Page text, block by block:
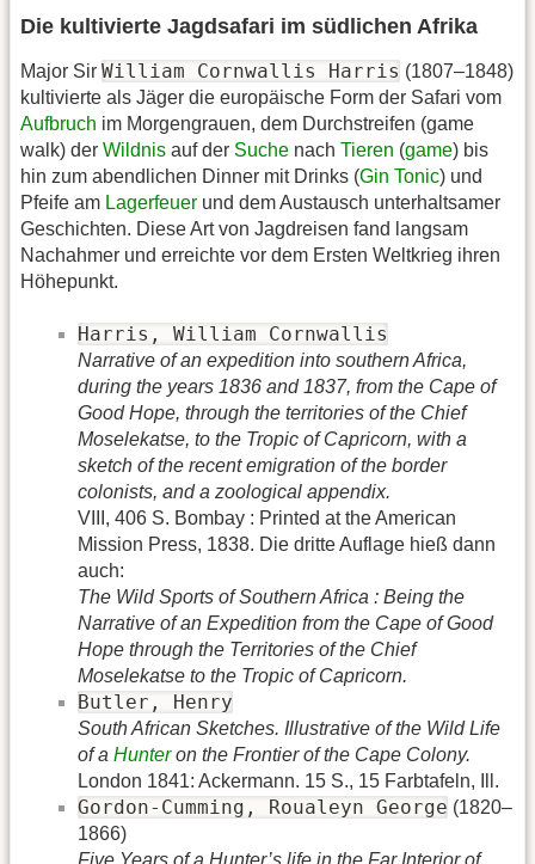
Die kultivierte Jagdsafari im südlichen Afrika
Major Sir William Cornwallis Harris (1807–1848)
kultivierte als Jäger die europäische Form der Safari vom
Aufbruch im Morgengrauen, dem Durchstreifen (game
walk) der Wildnis auf der Suche nach Tieren (game) bis
hin zum abendlichen Dinner mit Drinks (Gin Tonic) und
Pfeife am Lagerfeuer und dem Austausch unterhaltsamer
Geschichten. Diese Art von Jagdreisen fand langsam
Nachahmer und erreichte vor dem Ersten Weltkrieg ihren
Höhepunkt.
Harris, William Cornwallis
Narrative of an expedition into southern Africa,
during the years 1836 and 1837, from the Cape of
Good Hope, through the territories of the Chief
Moselekatse, to the Tropic of Capricorn, with a
sketch of the recent emigration of the border
colonists, and a zoological appendix.
VIII, 406 S. Bombay : Printed at the American
Mission Press, 1838. Die dritte Auflage hieß dann
auch:
The Wild Sports of Southern Africa : Being the
Narrative of an Expedition from the Cape of Good
Hope through the Territories of the Chief
Moselekatse to the Tropic of Capricorn.
Butler, Henry
South African Sketches. Illustrative of the Wild Life
of a Hunteron the Frontier of the Cape Colony.
London 1841: Ackermann. 15 S., 15 Farbtafeln, Ill.
Gordon-Cumming, Roualeyn George (1820–
1866)
Five Years of a Hunter’s life in the Far Interior of